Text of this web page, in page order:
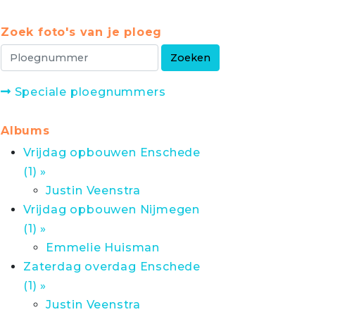
Zoek foto's van je ploeg
Speciale ploegnummers
Albums
Vrijdag opbouwen Enschede
(1) »
Justin Veenstra
Vrijdag opbouwen Nijmegen
(1) »
Emmelie Huisman
Zaterdag overdag Enschede
(1) »
Justin Veenstra